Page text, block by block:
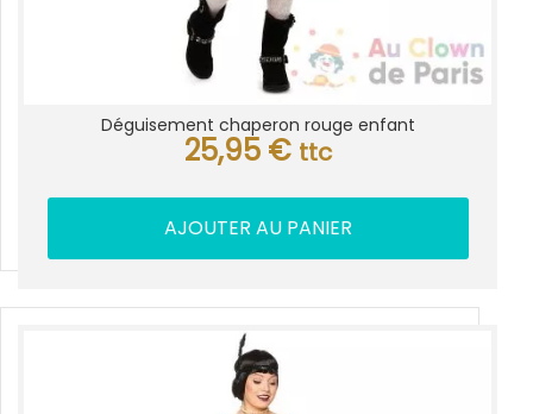
Déguisement chaperon rouge enfant
25,95 € ttc
AJOUTER AU PANIER